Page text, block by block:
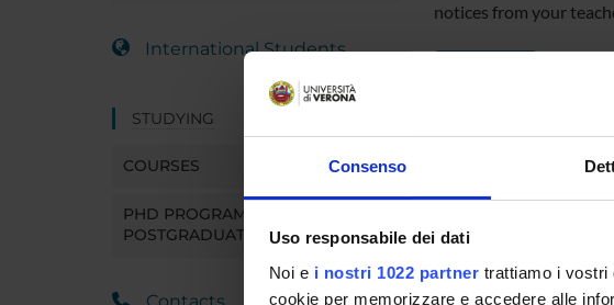
Consenso
Uso responsabile dei dati
Noi e i nostri 1022 partner trattiamo i vostri
cookie per memorizzare e accedere alle
International Students
STUDYING
COURSES
PHD PROGRAMMES AND
POSTGRADUATE TRAINING
notices from your